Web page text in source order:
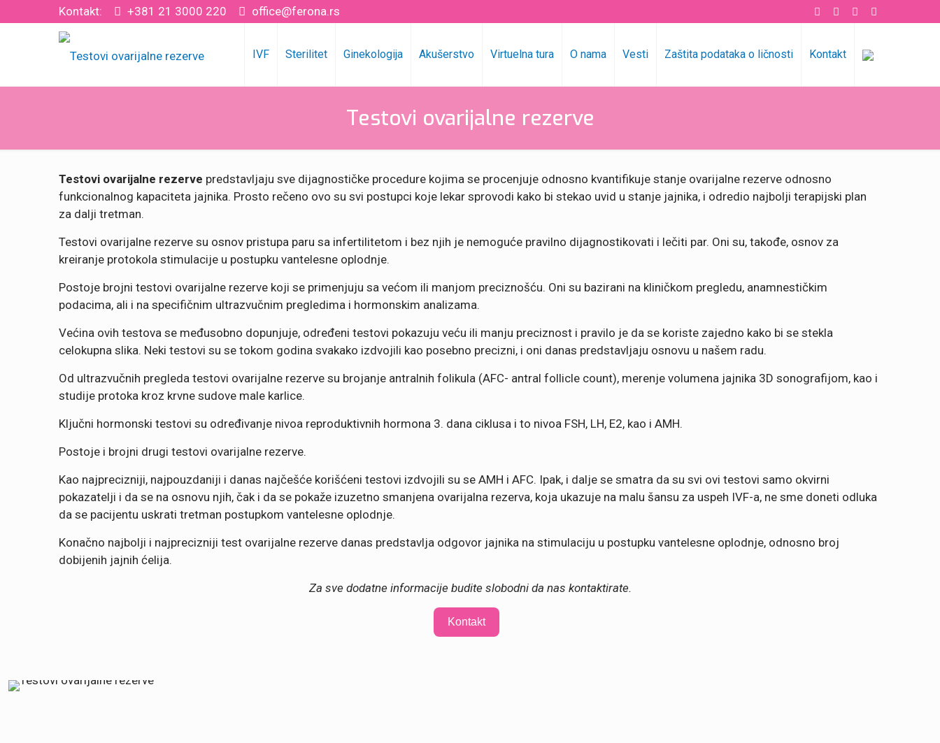
Kontakt: +381 21 3000 220 office@ferona.rs
IVF Sterilitet Ginekologija Akušerstvo Virtuelna tura O nama Vesti Zaštita podataka o ličnosti Kontakt
Testovi ovarijalne rezerve
Testovi ovarijalne rezerve predstavljaju sve dijagnostičke procedure kojima se procenjuje odnosno kvantifikuje stanje ovarijalne rezerve odnosno
funkcionalnog kapaciteta jajnika. Prosto rečeno ovo su svi postupci koje lekar sprovodi kako bi stekao uvid u stanje jajnika, i odredio najbolji terapijski plan
za dalji tretman.
Testovi ovarijalne rezerve su osnov pristupa paru sa infertilitetom i bez njih je nemoguće pravilno dijagnostikovati i lečiti par. Oni su, takođe, osnov za
kreiranje protokola stimulacije u postupku vantelesne oplodnje.
Postoje brojni testovi ovarijalne rezerve koji se primenjuju sa većom ili manjom preciznošću. Oni su bazirani na kliničkom pregledu, anamnestičkim
podacima, ali i na specifičnim ultrazvučnim pregledima i hormonskim analizama.
Većina ovih testova se međusobno dopunjuje, određeni testovi pokazuju veću ili manju preciznost i pravilo je da se koriste zajedno kako bi se stekla
celokupna slika. Neki testovi su se tokom godina svakako izdvojili kao posebno precizni, i oni danas predstavljaju osnovu u našem radu.
Od ultrazvučnih pregleda testovi ovarijalne rezerve su brojanje antralnih folikula (AFC- antral follicle count), merenje volumena jajnika 3D sonografijom, kao i
studije protoka kroz krvne sudove male karlice.
Ključni hormonski testovi su određivanje nivoa reproduktivnih hormona 3. dana ciklusa i to nivoa FSH, LH, E2, kao i AMH.
Postoje i brojni drugi testovi ovarijalne rezerve.
Kao najprecizniji, najpouzdaniji i danas najčešće korišćeni testovi izdvojili su se AMH i AFC. Ipak, i dalje se smatra da su svi ovi testovi samo okvirni
pokazatelji i da se na osnovu njih, čak i da se pokaže izuzetno smanjena ovarijalna rezerva, koja ukazuje na malu šansu za uspeh IVF-a, ne sme doneti odluka
da se pacijentu uskrati tretman postupkom vantelesne oplodnje.
Konačno najbolji i najprecizniji test ovarijalne rezerve danas predstavlja odgovor jajnika na stimulaciju u postupku vantelesne oplodnje, odnosno broj
dobijenih jajnih ćelija.
Za sve dodatne informacije budite slobodni da nas kontaktirate.
Kontakt